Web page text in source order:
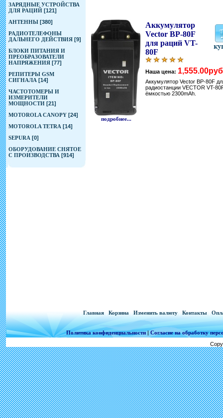
ЗАРЯДНЫЕ УСТРОЙСТВА
ДЛЯ РАЦИЙ [121]
АНТЕННЫ [380]
РАДИОТЕЛЕФОНЫ
ДАЛЬНЕГО ДЕЙСТВИЯ [9]
БЛОКИ ПИТАНИЯ И
ПРЕОБРАЗОВАТЕЛИ
НАПРЯЖЕНИЯ [77]
РЕПИТЕРЫ GSM
СИГНАЛА [14]
ЧАСТОТОМЕРЫ И
ИЗМЕРИТЕЛИ
МОЩНОСТИ [21]
MOTOROLA CANOPY [24]
MOTOROLA TETRA [14]
SEPURA [0]
ОБОРУДОВАНИЕ СНЯТОЕ
С ПРОИЗВОДСТВА [914]
подробнее...
Аккумулятор
Vector BP-80F
для раций VT-
80F
Наша цена:
Аккумулятор Vector BP-80F
радиостанции VECTOR VT-
ёмкостью 2300mAh.
Главная| Корзина Изменить валюту Контакты
Политика конфиденциальности|Согласие на обработку